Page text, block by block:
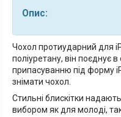
Опис:
Чохол протиударний для
поліуретану, він поєднує
припасуванню під форму
знімати чохол.
Стильні блискітки
вибором як для молоді, так